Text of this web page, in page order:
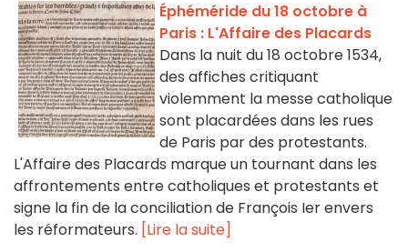
Éphéméride du 18 octobre à
Paris : L'Affaire des Placards
Dans la nuit du 18 octobre 1534,
des affiches critiquant
violemment la messe catholique
sont placardées dans les rues
de Paris par des protestants.
L'Affaire des Placards marque un tournant dans les
affrontements entre catholiques et protestants et
signe la fin de la conciliation de François Ier envers
les réformateurs. [Lire la suite]